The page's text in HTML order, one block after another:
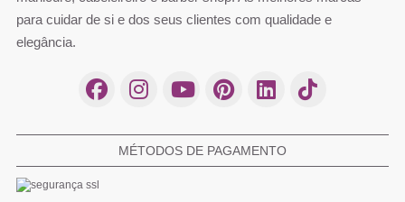
para cuidar de si e dos seus clientes com qualidade e
elegância.
MÉTODOS DE PAGAMENTO